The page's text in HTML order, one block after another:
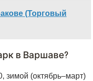
(Торговый
в Варшаве?
зимой (октябрь–март)